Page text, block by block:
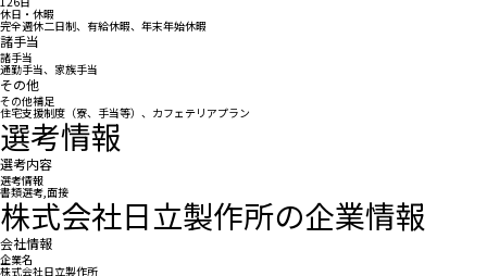
休日・休暇
完全週休二日制、有給休暇、年末年始休暇
諸手当
諸手当
通勤手当、家族手当
その他
その他補足
住宅支援制度（寮、手当等）、カフェテリアプラン
選考情報
選考内容
選考情報
書類選考,面接
株式会社日立製作所の企業情報
会社情報
企業名
株式会社日立製作所